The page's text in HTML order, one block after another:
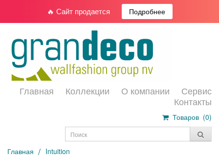
🔥 Сайт продается Подробнее
Главная Коллекции О компании
Сервис
Контакты
Товаров (0)
Главная Intuition